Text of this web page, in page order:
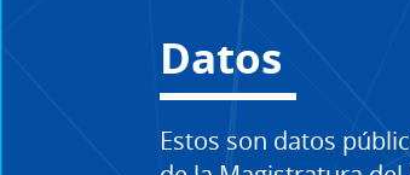
Datos
Estos son datos